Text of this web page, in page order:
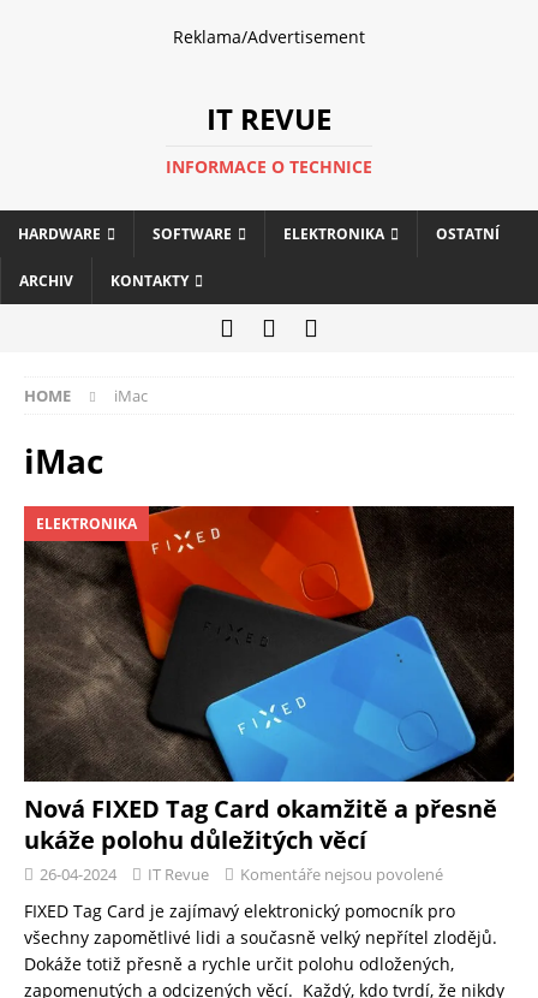
Reklama/Advertisement
IT REVUE
INFORMACE O TECHNICE
HARDWARE SOFTWARE ELEKTRONIKA OSTATNÍ
ARCHIV KONTAKTY
HOME iMac
iMac
ELEKTRONIKA
Nová FIXED Tag Card okamžitě a přesně
ukáže polohu důležitých věcí
26-04-2024 IT Revue Komentáře nejsou povolené
FIXED Tag Card je zajímavý elektronický pomocník pro
všechny zapomětlivé lidi a současně velký nepřítel zlodějů.
Dokáže totiž přesně a rychle určit polohu odložených,
zapomenutých a odcizených věcí. Každý, kdo tvrdí, že nikdy